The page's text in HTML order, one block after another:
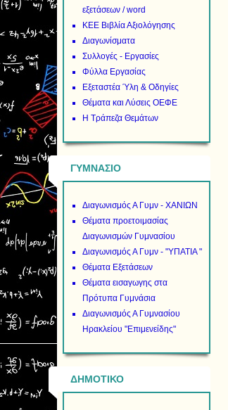
εξετάσεων / word
ΚΕΕ Βιβλία Αξιολόγησης
Διαγωνίσματα
Συλλογές - Εργασίες
Φύλλα Εργασίας
Εξεταστέα Ύλη & Οδηγίες
Θέματα και Λύσεις ΟΕΦΕ
Η Τράπεζα Θεμάτων
ΓΥΜΝΑΣΙΟ
Διαγωνισμός Α Γυμν - ΧΑΝΙΩΝ
Θέματα προετοιμασίας
Διαγωνισμών Γυμνασίου
Διαγωνισμός Α Γυμν - "ΥΠΑΤΙΑ "
Θέματα Εξετάσεων
Θέματα εισαγωγης στα
Πρότυπα Γυμνάσια
Διαγωνισμός Α Γυμνασίου
Ηρακλείου "Επιμενείδης"
ΔΗΜΟΤΙΚΟ